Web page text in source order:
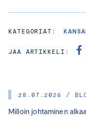
28.07.2026 /
Milloin johtaminen
KATEGORIAT:
JAA ARTIKKELI: